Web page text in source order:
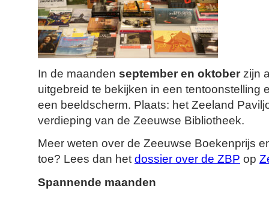
In de maanden september en oktober zijn
uitgebreid te bekijken in een tentoonstelling
een beeldscherm. Plaats: het Zeeland
verdieping van de Zeeuwse Bibliotheek.
Meer weten over de Zeeuwse Boekenprijs
toe? Lees dan het dossier over de ZBP op
Spannende maanden